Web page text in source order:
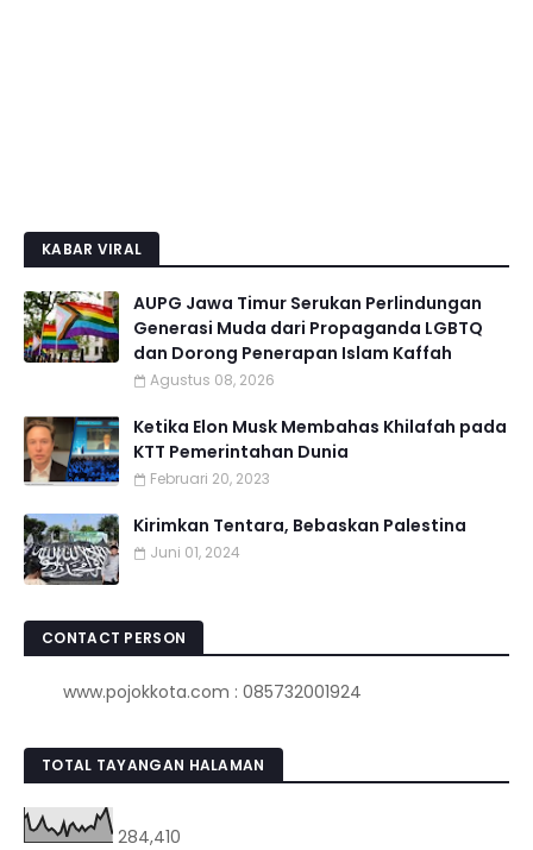
KABAR VIRAL
AUPG Jawa Timur Serukan Perlindungan
Generasi Muda dari Propaganda LGBTQ
dan Dorong Penerapan Islam Kaffah
Agustus 08, 2026
Ketika Elon Musk Membahas Khilafah pada
KTT Pemerintahan Dunia
Februari 20, 2023
Kirimkan Tentara, Bebaskan Palestina
Juni 01, 2024
CONTACT PERSON
www.pojokkota.com : 085732001924
TOTAL TAYANGAN HALAMAN
284,410